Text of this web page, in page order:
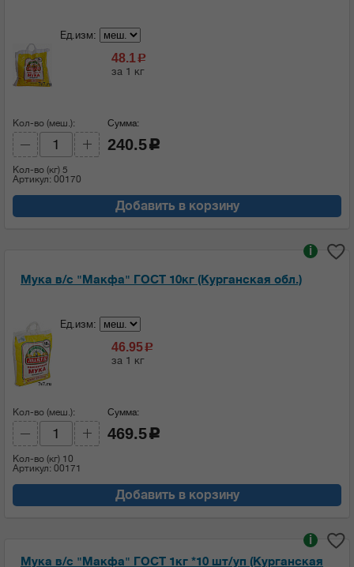
Ед.изм:
48.1c
за 1 кг
Кол-во (меш.):
Кол-во (кг) 5
Артикул: 00170
Сумма:
240.5 c
Добавить в корзину
Мука в/с "Макфа" ГОСТ 10кг (Курганская обл.)
i
Ед.изм:
46.95c
за 1 кг
Кол-во (меш.):
Кол-во (кг) 10
Артикул: 00171
Сумма:
469.5 c
Добавить в корзину
Мука в/с "Макфа" ГОСТ 1кг *10 шт/уп (Курганская
i